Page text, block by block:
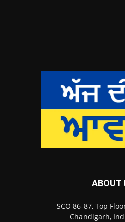
ABOUT
SCO 86-87, Top
Chandigarh,